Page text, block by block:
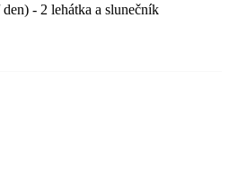
- 2 lehátka a slunečník